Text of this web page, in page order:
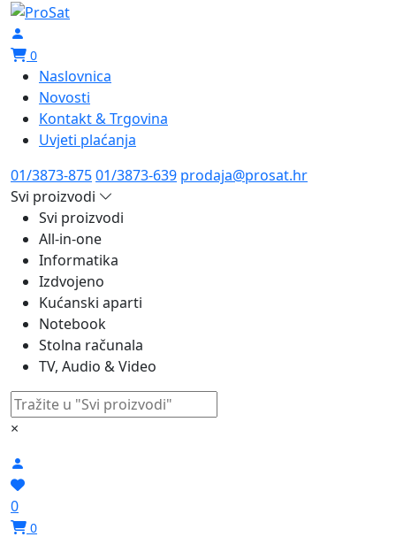
0
Naslovnica
Novosti
Kontakt & Trgovina
Uvjeti plaćanja
01/3873-87501/3873-639 prodaja@prosat.hr
Svi proizvodi
Svi proizvodi
All-in-one
Informatika
Izdvojeno
Kućanski aparti
Notebook
Stolna računala
TV, Audio & Video
×
0
0